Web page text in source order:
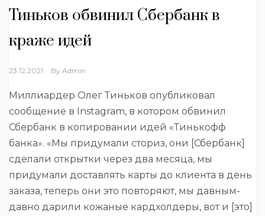
Тиньков обвинил Сбербанк в
краже идей
23.12.2021 By Admin
Миллиардер Олег Тиньков опубликовал
сообщение в Instagram, в котором обвинил
Сбербанк в копировании идей «Тинькофф
банка». «Мы придумали сториз, они [Сбербанк]
сделали открытки через два месяца, мы
придумали доставлять карты до клиента в день
заказа, теперь они это повторяют, мы давным-
давно дарили кожаные кардхолдеры, вот и [это]